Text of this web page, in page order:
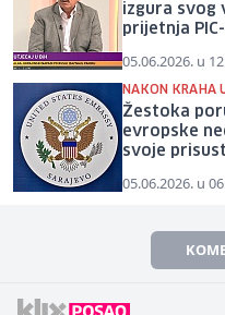
izgura svog
prijetnja
05.06.2026. u
NAKON KRAHA
Žestoka
evropske
svoje
05.06.2026. u